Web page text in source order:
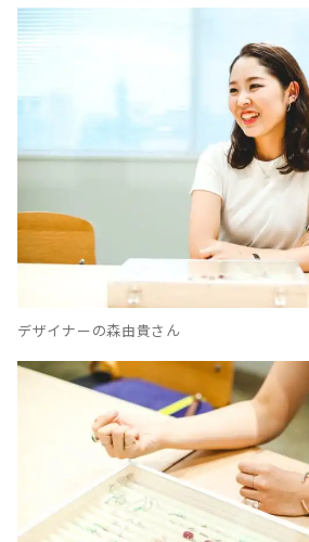
デザイナーの森由貴さん